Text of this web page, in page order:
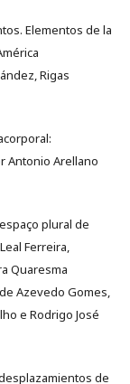
Elementos de la
Rigas
Antonio Arellano
plural de
Ferreira,
Quaresma
Azevedo Gomes,
e Rodrigo José
de